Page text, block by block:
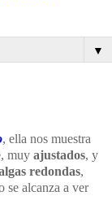
▼
, ella nos muestra
muy ajustados, y
redondas,
se alcanza a ver